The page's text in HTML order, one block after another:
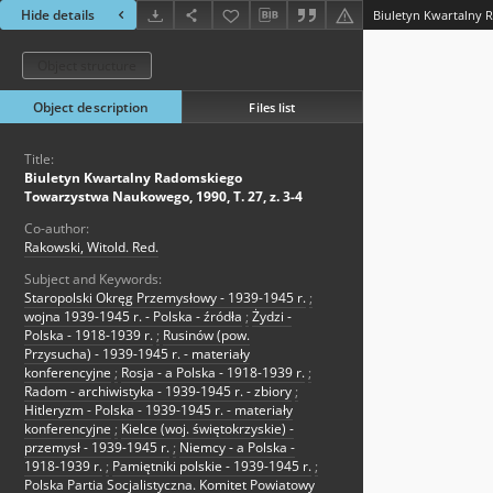
Hide details
Object description Files list
Title:
Biuletyn Kwartalny Radomskiego
Towarzystwa Naukowego, 1990, T. 27, z. 3-4
Co-author:
Rakowski, Witold. Red.
Subject and Keywords:
Staropolski Okręg Przemysłowy - 1939-1945 r. ;
wojna 1939-1945 r. - Polska - źródła ; Żydzi -
Polska - 1918-1939 r. ; Rusinów (pow.
Przysucha) - 1939-1945 r. - materiały
konferencyjne ; Rosja - a Polska - 1918-1939 r. ;
Radom - archiwistyka - 1939-1945 r. - zbiory ;
Hitleryzm - Polska - 1939-1945 r. - materiały
konferencyjne ; Kielce (woj. świętokrzyskie) -
przemysł - 1939-1945 r. ; Niemcy - a Polska -
1918-1939 r. ; Pamiętniki polskie - 1939-1945 r. ;
Polska Partia Socjalistyczna. Komitet Powiatowy